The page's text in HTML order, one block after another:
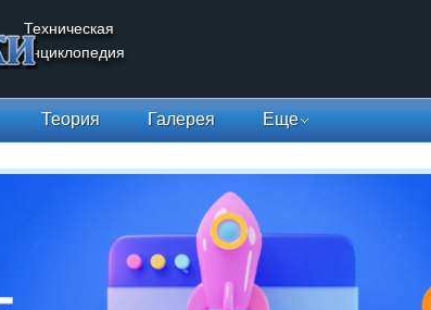
Техническая
энциклопедия
Теория Галерея Еще